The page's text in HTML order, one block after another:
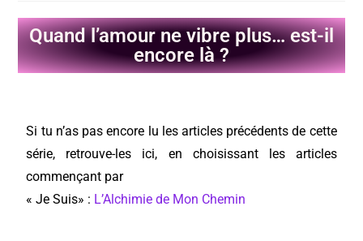
Quand l’amour ne vibre plus… est-il
encore là ?
Si tu n’as pas encore lu les articles précédents de cette
série, retrouve-les ici, en choisissant les articles
commençant par
« Je Suis» : L’Alchimie de Mon Chemin